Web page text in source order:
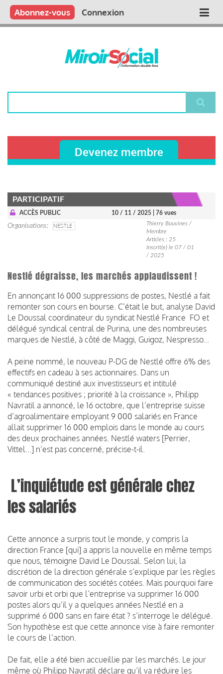
Aller
contenu
Main
Qui sommes nous ?
Vous publiez
Nous publions
Contactez-nous
Abonnez-vous Connexion
Devenez membre
PARTICIPATIF
ACCÈS PUBLIC 10 / 11 / 2025 | 76 vues
Organisations NESTLE
Thierry Bouvines /
Membre
Articles : 25
Inscrit(e) le 07 / 01
/ 2025
Nestlé dégraisse, les marchés applaudissent !
En annonçant 16 000 suppressions de postes, Nestlé a fait
remonter son cours en bourse. C’était le but, analyse David
Le Doussal coordinateur du syndicat Nestlé France FO et
délégué syndical central de Purina, une des nombreuses
marques de Nestlé, à côté de Maggi, Guigoz, Nespresso...
A peine nommé, le nouveau P-DG de Nestlé offre 6% des
effectifs en cadeau à ses actionnaires. Dans un
communiqué destiné aux investisseurs et intitulé
« tendances positives ; priorité à la croissance », Philipp
Navratil a annoncé, le 16 octobre, que l’entreprise suisse
d’agroalimentaire employant 9 000 salariés en France
allait supprimer 16 000 emplois dans le monde au cours
des deux prochaines années. Nestlé waters [Perrier,
Vittel...] n’est pas concerné, précise-t-il.
L’inquiétude est générale chez
les salariés
Cette annonce a surpris tout le monde, y compris la
direction France [qui] a appris la nouvelle en même temps
que nous, témoigne David Le Doussal. Selon lui, la
discrétion de la direction générale s’explique par les règles
de communication des sociétés cotées. Mais pourquoi faire
savoir urbi et orbi que l’entreprise va supprimer 16 000
postes alors qu’il y a quelques années Nestlé en a
supprimé 6 000 sans en faire état ? s’interroge le délégué.
Son hypothèse est que cette annonce vise à faire remonter
le cours de l’action.
De fait, elle a été bien accueillie par les marchés. Le jour
même où Philipp Navratil déclare qu’il va réduire les